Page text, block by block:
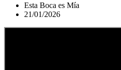
Esta Boca es Mía
21/01/2026